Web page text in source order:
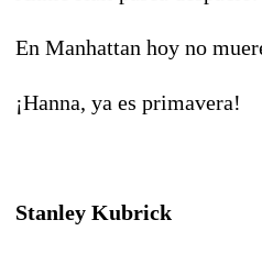
En Manhattan hoy no
¡Hanna, ya es primavera!
Stanley Kubrick